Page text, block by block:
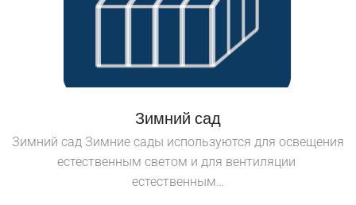
Зимний сад
Зимний сад Зимние сады используются для освещения
естественным светом и для вентиляции
естественным…